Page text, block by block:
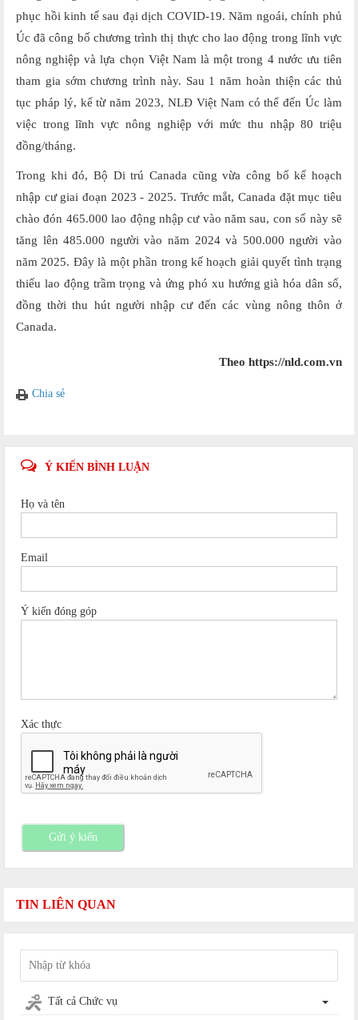
phục hồi kinh tế sau đại dịch COVID-19. Năm ngoái, chính phủ
Úc đã công bố chương trình thị thực cho lao động trong lĩnh vực
nông nghiệp và lựa chọn Việt Nam là một trong 4 nước ưu tiên
tham gia sớm chương trình này. Sau 1 năm hoàn thiện các thủ
tục pháp lý, kể từ năm 2023, NLĐ Việt Nam có thể đến Úc làm
việc trong lĩnh vực nông nghiệp với mức thu nhập 80 triệu
đồng/tháng.
Trong khi đó, Bộ Di trú Canada cũng vừa công bố kế hoạch
nhập cư giai đoạn 2023 - 2025. Trước mắt, Canada đặt mục tiêu
chào đón 465.000 lao động nhập cư vào năm sau, con số này sẽ
tăng lên 485.000 người vào năm 2024 và 500.000 người vào
năm 2025. Đây là một phần trong kế hoạch giải quyết tình trạng
thiếu lao động trầm trọng và ứng phó xu hướng già hóa dân số,
đồng thời thu hút người nhập cư đến các vùng nông thôn ở
Canada.
Theo https://nld.com.vn
Chia sẻ
Ý KIẾN BÌNH LUẬN
Họ và tên
Email
Ý kiến đóng góp
Xác thực
Gửi ý kiến
TIN LIÊN QUAN
Tất cả Chức vụ